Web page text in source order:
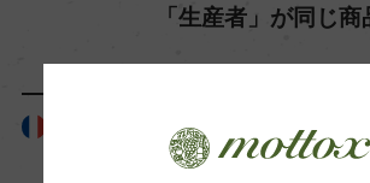
コンクール入賞歴
ー
「生産者」が同じ商
フラン